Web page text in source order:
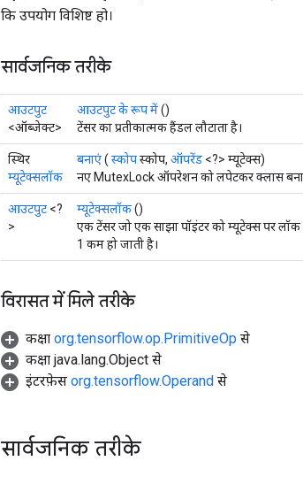
कि उपयोग विशिष्ट हो।
सार्वजनिक तरीके
आउटपुट
<ऑब्जेक्ट>
आउटपुट के रूप में()
टेंसर का प्रतीकात्मक हैंडल लौटाता है।
स्थिर
म्यूटेक्सलॉक
बनाएं( स्कोपस्कोप, ऑपरेंड <?> म्यूटेक्स)
नए MutexLock ऑपरेशन को लपेटकर क्लास
आउटपुट <?
>
म्यूटेक्सलॉक()
एक टेंसर जो एक साझा पॉइंटर को म्यूटेक्स पर लॉक
1 कम हो जाती है।
विरासत में मिले तरीके
कक्षा org.tensorflow.op.PrimitiveOp से
कक्षा java.lang.Object से
इंटरफ़ेस org.tensorflow.Operand से
सार्वजनिक तरीके